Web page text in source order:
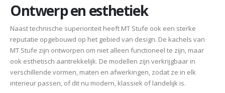
Ontwerp en esthetiek
Naast technische superioriteit heeft MT Stufe ook een sterke
reputatie opgebouwd op het gebied van design. De kachels van
MT Stufe zijn ontworpen om niet alleen functioneel te zijn, maar
ook esthetisch aantrekkelijk. De modellen zijn verkrijgbaar in
verschillende vormen, maten en afwerkingen, zodat ze in elk
interieur passen, of dit nu modern, klassiek of landelijk is.